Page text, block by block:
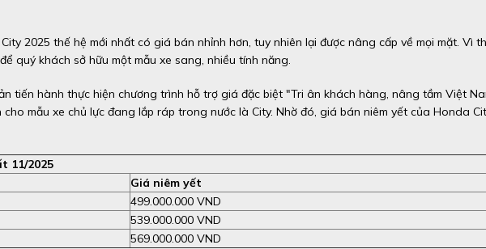
2025 thế hệ mới nhất có giá bán nhỉnh hơn, tuy nhiên lại được nâng cấp về mọi mặt. Vì
quý khách sở hữu một mẫu xe sang, nhiều tính năng.
tiến hành thực hiện chương trình hỗ trợ giá đặc biệt "Tri ân khách hàng, nâng tầm Việt
mẫu xe chủ lực đang lắp ráp trong nước là City. Nhờ đó, giá bán niêm yết của Honda
11/2025
Giá niêm yết
499.000.000 VND
539.000.000 VND
569.000.000 VND